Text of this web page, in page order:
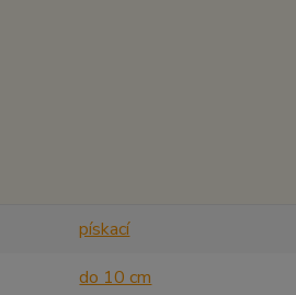
pískací
do 10 cm